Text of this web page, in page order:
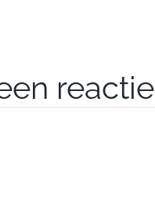
reactie